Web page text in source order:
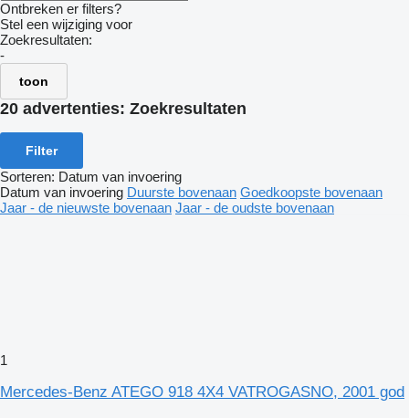
Ontbreken er filters?
Stel een wijziging voor
Zoekresultaten:
-
toon
20 advertenties: Zoekresultaten
Filter
Sorteren: Datum van invoering
Datum van invoering Duurste bovenaan Goedkoopste bovenaan
Jaar - de nieuwste bovenaan Jaar - de oudste bovenaan
1
Mercedes-Benz ATEGO 918 4X4 VATROGASNO, 2001 god